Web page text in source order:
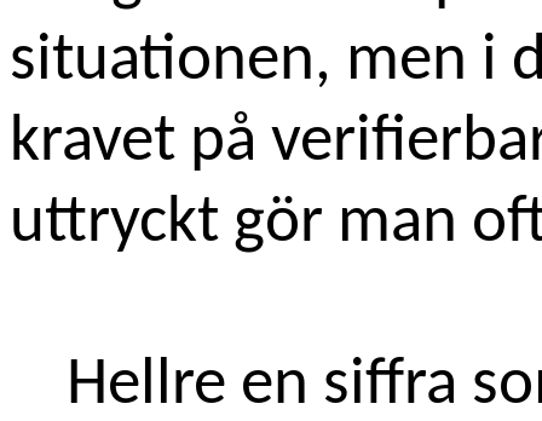
situationen, men i
kravet på
uttryckt gör man
Hellre en siffra